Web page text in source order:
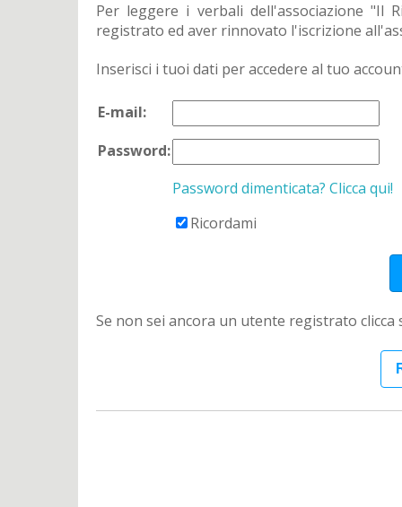
Per leggere i verbali dell'associazione "Il
registrato ed aver rinnovato l'iscrizione
Inserisci i tuoi dati per accedere al tuo
E-mail:
Password:
Password dimenticata? Clicca qui!
Ricordami
Se non sei ancora un utente registrato